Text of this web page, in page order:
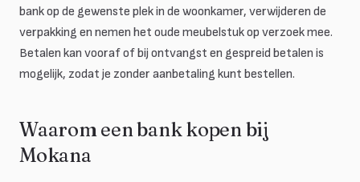
bank op de gewenste plek in de woonkamer, verwijderen de
verpakking en nemen het oude meubelstuk op verzoek mee.
Betalen kan vooraf of bij ontvangst en gespreid betalen is
mogelijk, zodat je zonder aanbetaling kunt bestellen.
Waarom een bank kopen bij
Mokana